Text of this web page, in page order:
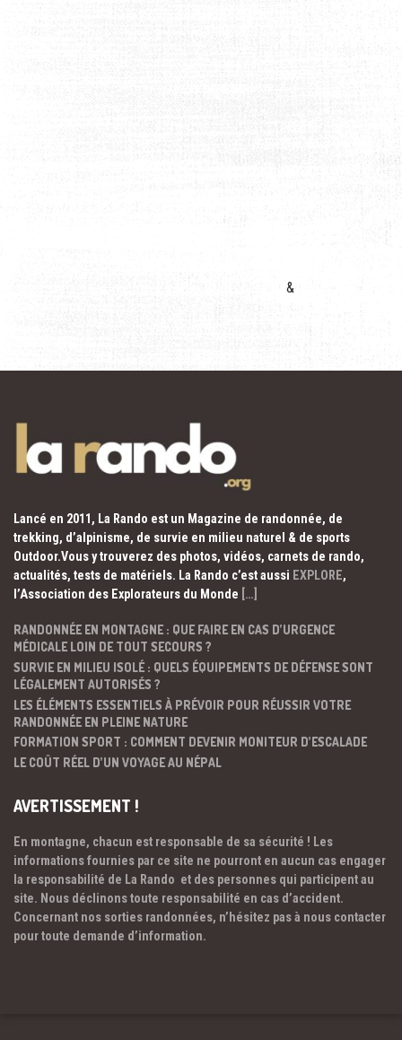
&
Lancé en 2011, La Rando est un Magazine de randonnée, de
trekking, d’alpinisme, de survie en milieu naturel & de sports
Outdoor.Vous y trouverez des photos, vidéos, carnets de rando,
actualités, tests de matériels. La Rando c’est aussi EXPLORE,
l’Association des Explorateurs du Monde […]
RANDONNÉE EN MONTAGNE : QUE FAIRE EN CAS D’URGENCE
MÉDICALE LOIN DE TOUT SECOURS ?
SURVIE EN MILIEU ISOLÉ : QUELS ÉQUIPEMENTS DE DÉFENSE SONT
LÉGALEMENT AUTORISÉS ?
LES ÉLÉMENTS ESSENTIELS À PRÉVOIR POUR RÉUSSIR VOTRE
RANDONNÉE EN PLEINE NATURE
FORMATION SPORT : COMMENT DEVENIR MONITEUR D’ESCALADE
LE COÛT RÉEL D’UN VOYAGE AU NÉPAL
AVERTISSEMENT !
En montagne, chacun est responsable de sa sécurité ! Les
informations fournies par ce site ne pourront en aucun cas engager
la responsabilité de La Rando et des personnes qui participent au
site. Nous déclinons toute responsabilité en cas d’accident.
Concernant nos sorties randonnées, n’hésitez pas à nous contacter
pour toute demande d’information.